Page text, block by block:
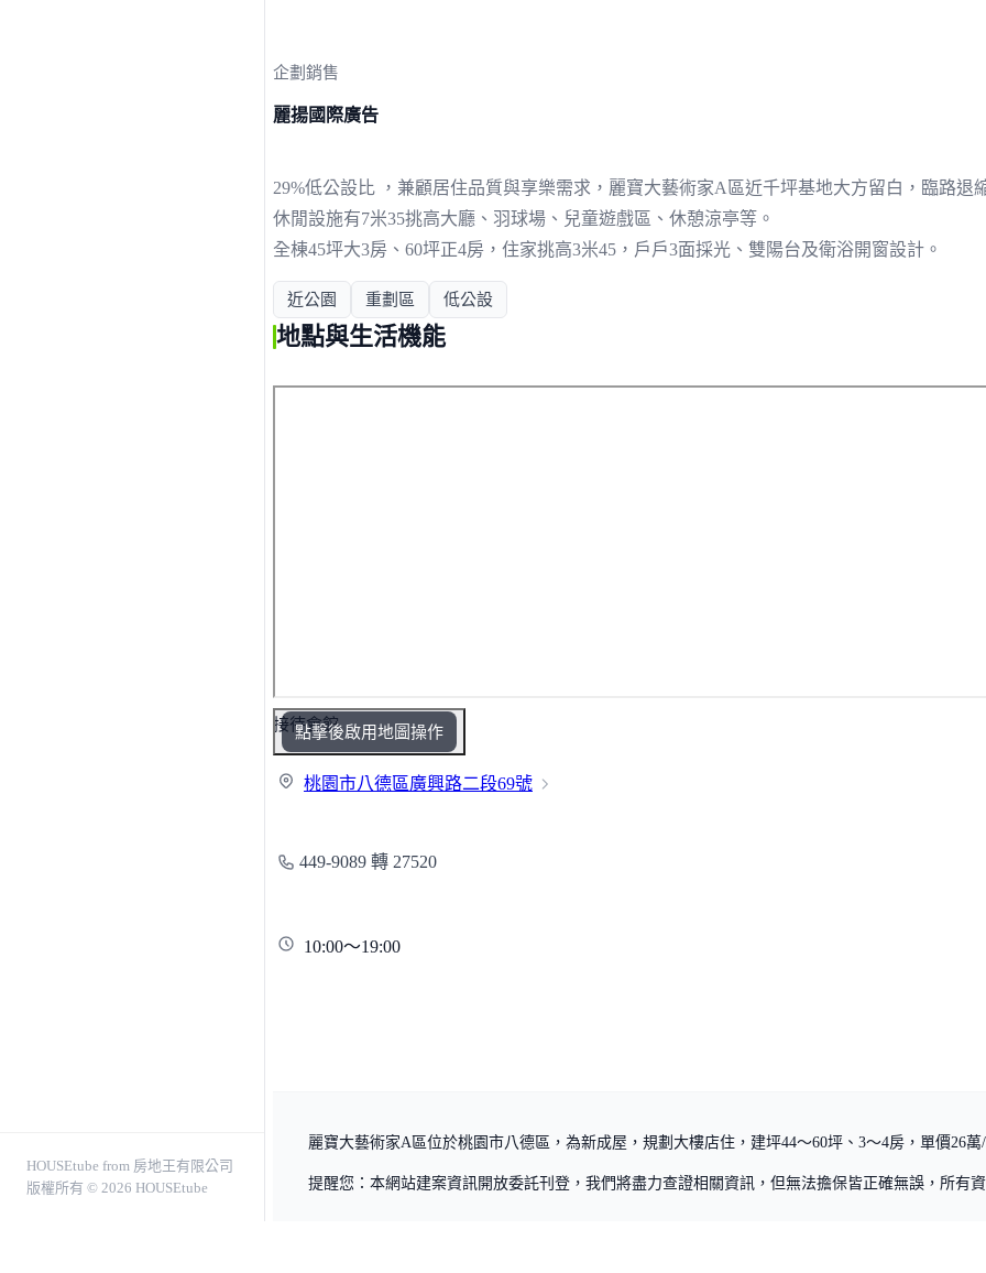
HOUSEtube from 房地王有限公司
版權所有 © 2026 HOUSEtube
企劃銷售
麗揚國際廣告
29%低公設比 ，兼顧居住品質與享樂需求，麗寶大藝術家A區近千坪基地大方留白，臨路退
休閒設施有7米35挑高大廳、羽球場、兒童遊戲區、休憩涼亭等。
全棟45坪大3房、60坪正4房，住家挑高3米45，戶戶3面採光、雙陽台及衛浴開窗設計。
近公園 重劃區 低公設
地點與生活機能
點擊後啟用地圖操作
接待會館
桃園市八德區廣興路二段69號
449-9089 轉 27520
10:00～19:00
麗寶大藝術家A區位於桃園市八德區，為新成屋，規劃大樓店住，建坪44～60坪、3～4房，單價26萬/
提醒您：本網站建案資訊開放委託刊登，我們將盡力查證相關資訊，但無法擔保皆正確無誤，所有